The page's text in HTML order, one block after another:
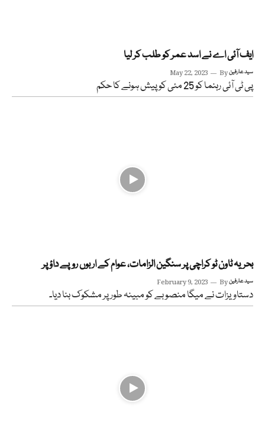
ایف آئی اے نے اسد عمر کو طلب کر لیا
May 22, 2023 Byسید عارفین
پی ٹی آئی رہنما کو 25 مئی کو پیش ہونے کا حکم
بحریہ ٹاون ٹو کراچی پر سنگین الزامات، عوام کے اربوں روپے داؤ پر
February 9, 2023 Byسید عارفین
دستاویزات نے میگا منصوبے کو مبینہ طور پر مشکوک بنا دیا۔